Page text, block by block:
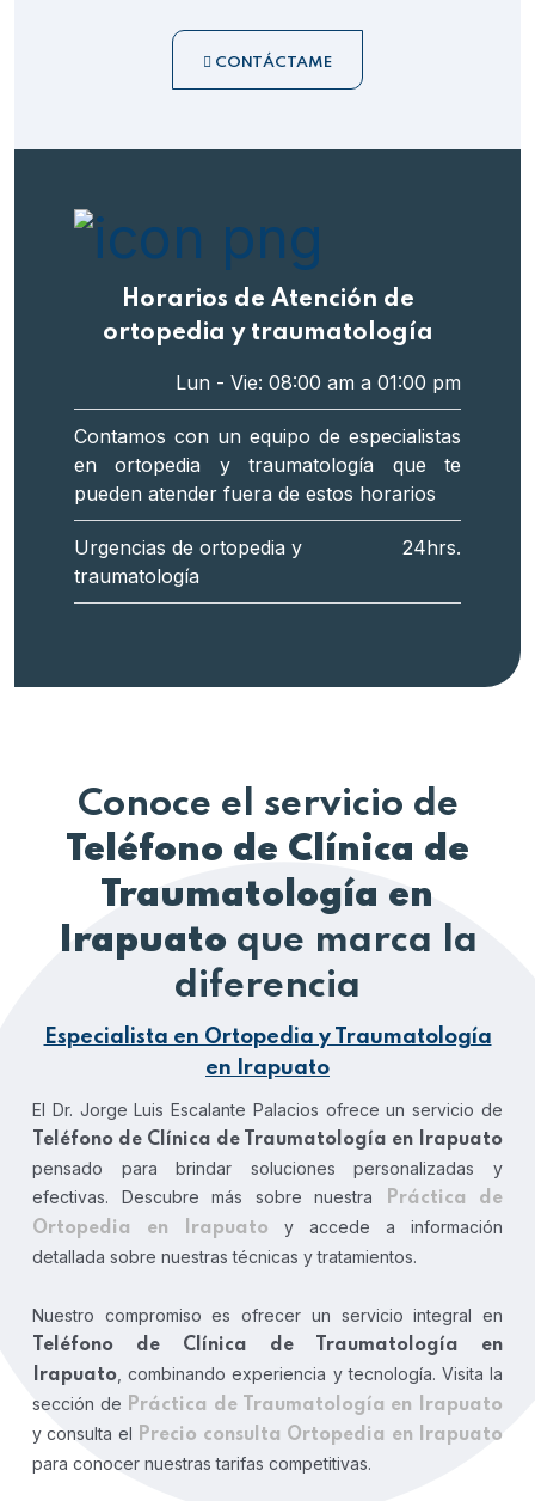
CONTÁCTAME
Horarios de Atención de
ortopedia y traumatología
Lun - Vie: 08:00 am a 01:00 pm
Contamos con un equipo de especialistas
en ortopedia y traumatología que te
pueden atender fuera de estos horarios
Urgencias de ortopedia y
traumatología
24hrs.
Conoce el servicio de
Teléfono de Clínica de
Traumatología en
Irapuato que marca la
diferencia
Especialista en Ortopedia y Traumatología
en Irapuato
El Dr. Jorge Luis Escalante Palacios ofrece un servicio de
Teléfono de Clínica de Traumatología en Irapuato
pensado para brindar soluciones personalizadas y
efectivas. Descubre más sobre nuestra
Práctica de
Ortopedia en Irapuato y accede a información
detallada sobre nuestras técnicas y tratamientos.
Nuestro compromiso es ofrecer un servicio integral en
Teléfono de Clínica de Traumatología en
Irapuato , combinando experiencia y tecnología. Visita la
sección de Práctica de Traumatología en Irapuato
y consulta el Precio consulta Ortopedia en Irapuato
para conocer nuestras tarifas competitivas.